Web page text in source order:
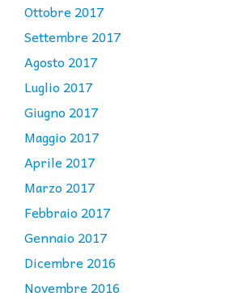
Ottobre 2017
Settembre 2017
Agosto 2017
Luglio 2017
Giugno 2017
Maggio 2017
Aprile 2017
Marzo 2017
Febbraio 2017
Gennaio 2017
Dicembre 2016
Novembre 2016